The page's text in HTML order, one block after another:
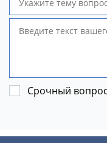
Срочный вопрос